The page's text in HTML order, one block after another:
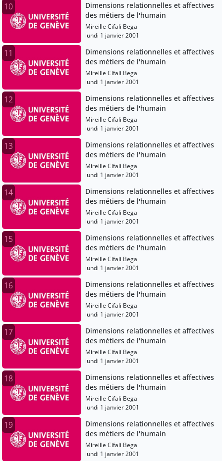
10
Dimensions relationnelles et affectives
des métiers de l'humain
Mireille Cifali Bega
lundi 1 janvier 2001
11
Dimensions relationnelles et affectives
des métiers de l'humain
Mireille Cifali Bega
lundi 1 janvier 2001
12
Dimensions relationnelles et affectives
des métiers de l'humain
Mireille Cifali Bega
lundi 1 janvier 2001
13
Dimensions relationnelles et affectives
des métiers de l'humain
Mireille Cifali Bega
lundi 1 janvier 2001
14
Dimensions relationnelles et affectives
des métiers de l'humain
Mireille Cifali Bega
lundi 1 janvier 2001
15
Dimensions relationnelles et affectives
des métiers de l'humain
Mireille Cifali Bega
lundi 1 janvier 2001
16
Dimensions relationnelles et affectives
des métiers de l'humain
Mireille Cifali Bega
lundi 1 janvier 2001
17
Dimensions relationnelles et affectives
des métiers de l'humain
Mireille Cifali Bega
lundi 1 janvier 2001
18
Dimensions relationnelles et affectives
des métiers de l'humain
Mireille Cifali Bega
lundi 1 janvier 2001
19
Dimensions relationnelles et affectives
des métiers de l'humain
Mireille Cifali Bega
lundi 1 janvier 2001